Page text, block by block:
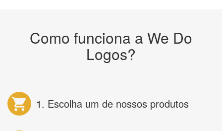
Como funciona a We Do
Logos?
1. Escolha um de nossos produtos